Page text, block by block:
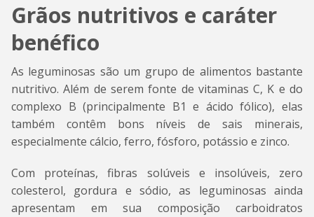
Grãos nutritivos e caráter
benéfico
As leguminosas são um grupo de alimentos bastante
nutritivo. Além de serem fonte de vitaminas C, K e do
complexo B (principalmente B1 e ácido fólico), elas
também contêm bons níveis de sais minerais,
especialmente cálcio, ferro, fósforo, potássio e zinco.
Com proteínas, fibras solúveis e insolúveis, zero
colesterol, gordura e sódio, as leguminosas ainda
apresentam em sua composição carboidratos